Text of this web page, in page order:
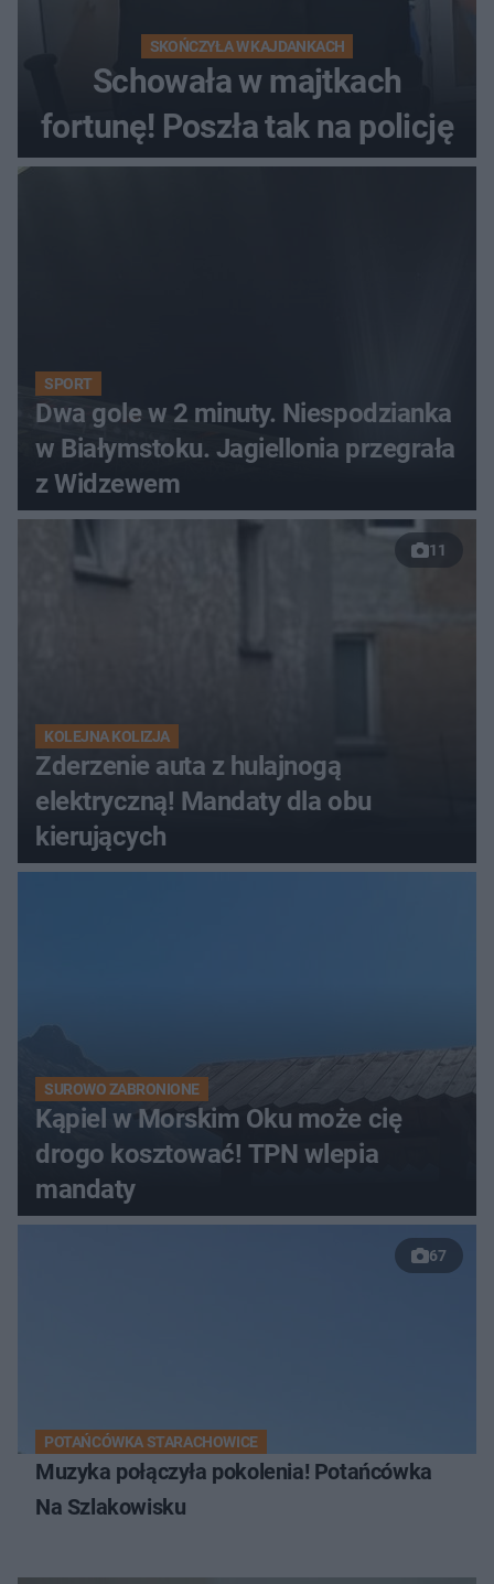
SKOŃCZYŁA W KAJDANKACH
Schowała w majtkach
fortunę! Poszła tak na policję
SPORT
Dwa gole w 2 minuty. Niespodzianka
w Białymstoku. Jagiellonia przegrała
z Widzewem
11
KOLEJNA KOLIZJA
Zderzenie auta z hulajnogą
elektryczną! Mandaty dla obu
kierujących
SUROWO ZABRONIONE
Kąpiel w Morskim Oku może cię
drogo kosztować! TPN wlepia
mandaty
67
POTAŃCÓWKA STARACHOWICE
Muzyka połączyła pokolenia! Potańcówka
Na Szlakowisku